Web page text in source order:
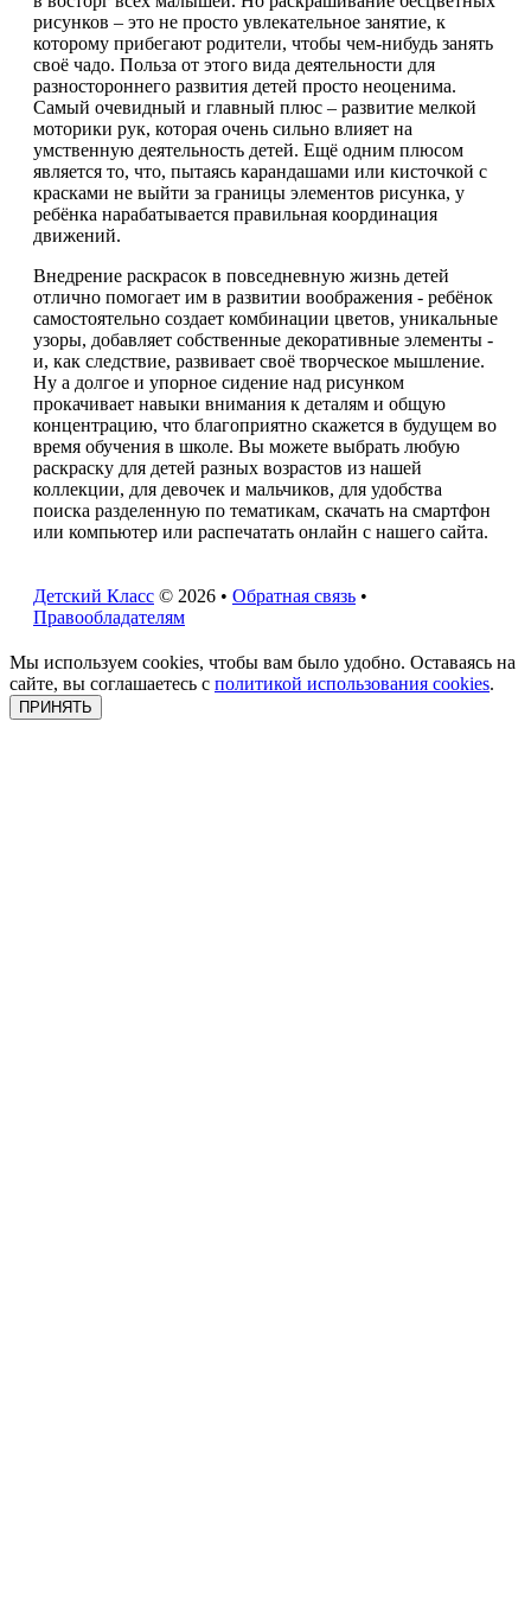
рисунков – это не просто увлекательное занятие, к
которому прибегают родители, чтобы чем-нибудь занять
своё чадо. Польза от этого вида деятельности для
разностороннего развития детей просто неоценима.
Самый очевидный и главный плюс – развитие мелкой
моторики рук, которая очень сильно влияет на
умственную деятельность детей. Ещё одним плюсом
является то, что, пытаясь карандашами или кисточкой с
красками не выйти за границы элементов рисунка, у
ребёнка нарабатывается правильная координация
движений.
Внедрение раскрасок в повседневную жизнь детей
отлично помогает им в развитии воображения - ребёнок
самостоятельно создает комбинации цветов, уникальные
узоры, добавляет собственные декоративные элементы -
и, как следствие, развивает своё творческое мышление.
Ну а долгое и упорное сидение над рисунком
прокачивает навыки внимания к деталям и общую
концентрацию, что благоприятно скажется в будущем во
время обучения в школе. Вы можете выбрать любую
раскраску для детей разных возрастов из нашей
коллекции, для девочек и мальчиков, для удобства
поиска разделенную по тематикам, скачать на смартфон
или компьютер или распечатать онлайн с нашего сайта.
Детский Класс © 2026 • Обратная связь •
Правообладателям
Мы используем cookies, чтобы вам было удобно. Оставаясь на
сайте, вы соглашаетесь с политикой использования cookies.
ПРИНЯТЬ